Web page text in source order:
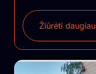
Žiūrėti daugiau